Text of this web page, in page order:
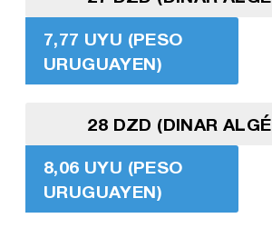
7,77 UYU (PESO
URUGUAYEN)
28 DZD (DINAR
8,06 UYU (PESO
URUGUAYEN)